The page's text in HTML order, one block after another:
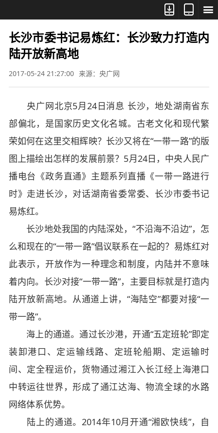



长沙市委书记易炼红：长沙致力打造内
陆开放新高地
2017-05-24 21:27:00 来源：央广网
央广网北京5月24日消息 长沙，地处湖南省东
部偏北，是国家历史文化名城。古老文化和现代繁
荣如何在这里交相辉映？长沙又将在“一带一路”的版
图上描绘出怎样的发展前景？5月24日，中央人民广
播电台《政务直通》主题系列直播《一带一路进行
时》走进长沙，对话湖南省委常委、长沙市委书记
易炼红。
长沙地处我国的内陆深处，“不沿海不沿边”，怎
么和现在的“一带一路”倡议联系在一起的？易炼红对
此表示，开放作为一种理念和制度，内陆并不意味
着内向。长沙对接“一带一路”，主要目标就是打造内
陆开放新高地。从通道上讲，“海陆空”都要对接“一
带一路”。
海上的通道。通过长沙港，开通“五定班轮”即定
装卸港口、定运输线路、定班轮船期、定运输时
间、定全程运价，货物通过湘江入长江经上海港口
中转运往世界，形成了通江达海、物流全球的水路
网络体系优势。
陆上的通道。2014年10月开通“湘欧快线”，自